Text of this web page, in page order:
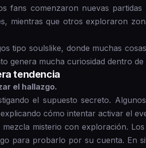
fans comenzaron nuevas
mientras que otros exploraron
tipo soulslike, donde muchas
genera mucha curiosidad dentro de
tendencia
el hallazgo.
el supuesto secreto.
cómo intentar activar el
misterio con exploración.
para probarlo por su cuenta. En